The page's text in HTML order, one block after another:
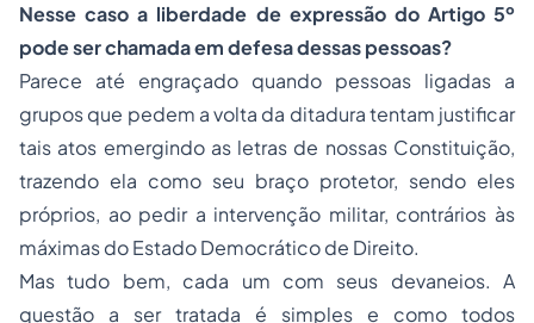
Nesse caso a liberdade de expressão do Artigo 5º
pode ser chamada em defesa dessas pessoas?
Parece até engraçado quando pessoas ligadas a
grupos que pedem a volta da ditadura tentam justificar
tais atos emergindo as letras de nossas Constituição,
trazendo ela como seu braço protetor, sendo eles
próprios, ao pedir a intervenção militar, contrários às
máximas do Estado Democrático de Direito.
Mas tudo bem, cada um com seus devaneios. A
questão a ser tratada é simples e como todos